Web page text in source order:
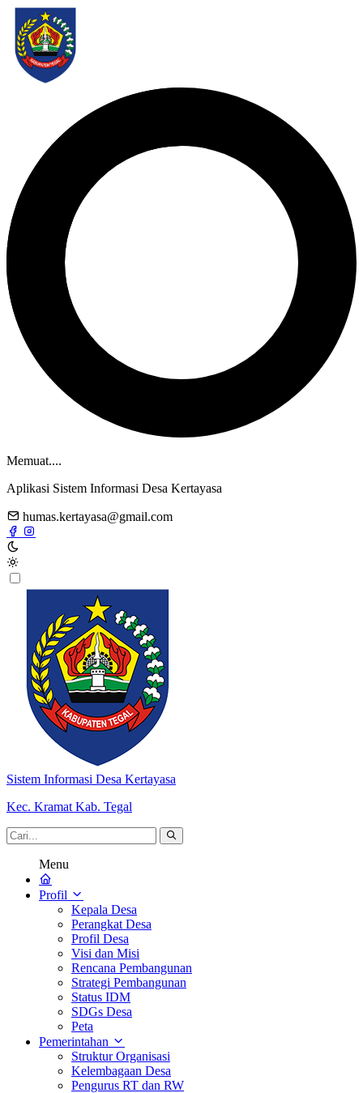
Memuat....
Aplikasi Sistem Informasi Desa Kertayasa
humas.kertayasa@gmail.com
Sistem Informasi Desa Kertayasa
Kec. Kramat Kab. Tegal
Menu
Profil
Kepala Desa
Perangkat Desa
Profil Desa
Visi dan Misi
Rencana Pembangunan
Strategi Pembangunan
Status IDM
SDGs Desa
Peta
Pemerintahan
Struktur Organisasi
Kelembagaan Desa
Pengurus RT dan RW